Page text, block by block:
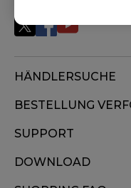
HÄNDLERSUCHE
BESTELLUNG
SUPPORT
DOWNLOAD